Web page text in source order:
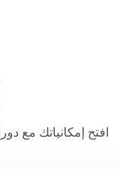
افتح إمكانياتك مع